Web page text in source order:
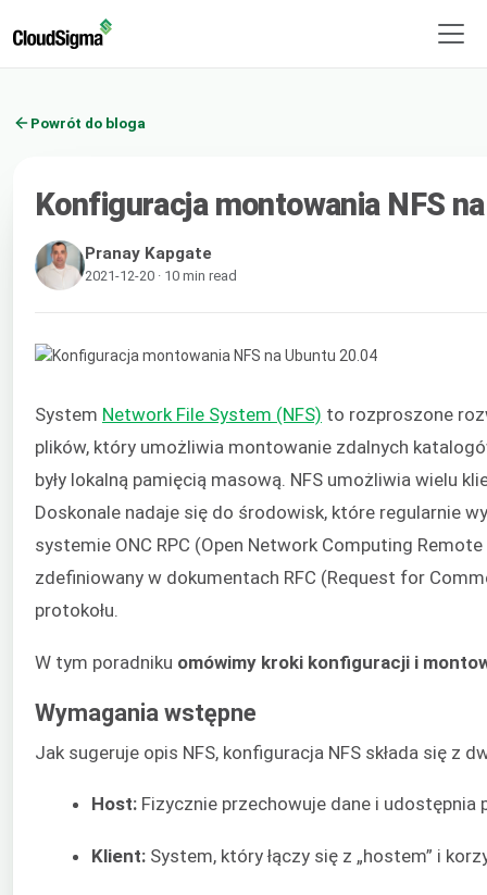
Powrót do bloga
Konfiguracja montowania NFS
Pranay Kapgate
2021-12-20 · 10 min read
System Network File System (NFS) to rozproszone
plików, który umożliwia montowanie zdalnych
były lokalną pamięcią masową. NFS umożliwia wielu
Doskonale nadaje się do środowisk, które regularnie
systemie ONC RPC (Open Network Computing
zdefiniowany w dokumentach RFC (Request for
protokołu.
W tym poradniku omówimy kroki konfiguracji i
Wymagania wstępne
Jak sugeruje opis NFS, konfiguracja NFS składa się z
Host: Fizycznie przechowuje dane i udostępnia
Klient: System, który łączy się z „hostem” i